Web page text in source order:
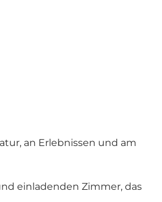
an Erlebnissen und am
einladenden Zimmer, das